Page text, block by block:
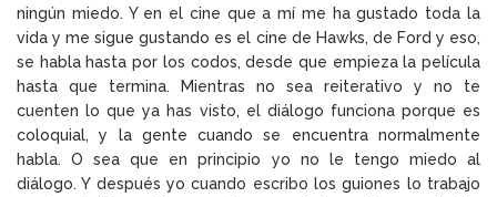
ningún miedo. Y en el cine que a mí me ha gustado toda la
vida y me sigue gustando es el cine de Hawks, de Ford y eso,
se habla hasta por los codos, desde que empieza la película
hasta que termina. Mientras no sea reiterativo y no te
cuenten lo que ya has visto, el diálogo funciona porque es
coloquial, y la gente cuando se encuentra normalmente
habla. O sea que en principio yo no le tengo miedo al
diálogo. Y después yo cuando escribo los guiones lo trabajo